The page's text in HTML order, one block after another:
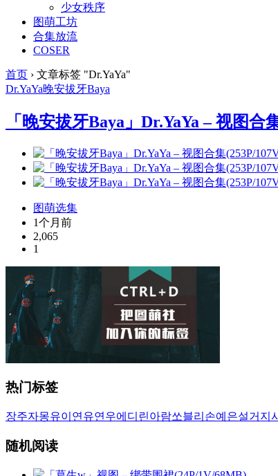
少女秩序
图萌工坊
合集放流
COSER
首页 › 文章标签 "Dr.YaYa"
Dr.YaYa晚安拔牙Baya
「晚安拔牙Baya」Dr.YaYa – 视图合
图萌选集
1个月前
2,065
1
热门标签
장주자몽유이 연유연우에디린아람쏘블리 손예은설거지
随机阅读